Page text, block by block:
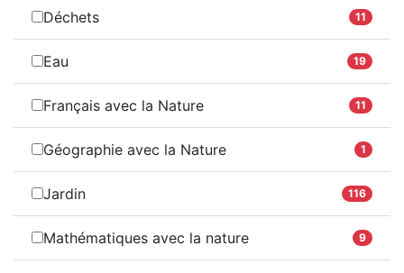
Déchets 11
Eau 19
Français avec la Nature 11
Géographie avec la Nature 1
Jardin 116
Mathématiques avec la nature 9